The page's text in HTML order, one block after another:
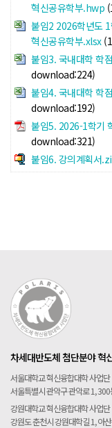
혁신공유학부.hwp
붙임2 2026학년도 1
혁신공유학부.xlsx
붙임3. 국내대학 학
download:224)
붙임4. 국내대학 학
download:192)
붙임5. 2026-1학기
download:321)
붙임6. 강의계획서
차세대반도체 첨단분야 혁
서울대학교 혁신융합대학 사업단
서울특별시 관악구 관악로 1,
강원대학교 혁신융합대학 사업단
강원도 춘천시 강원대학길 1, 아